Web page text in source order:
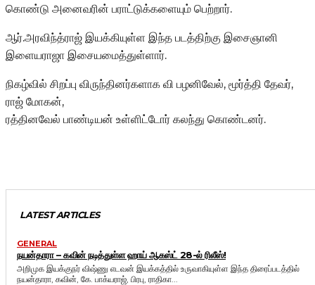
கொண்டு அனைவரின் பராட்டுக்களையும் பெற்றார்.
ஆர்.அரவிந்த்ராஜ் இயக்கியுள்ள இந்த படத்திற்கு இசைஞானி
இளையராஜா இசையமைத்துள்ளார்.
நிகழ்வில் சிறப்பு விருந்தினர்களாக வி பழனிவேல், மூர்த்தி தேவர்,
ராஜ் மோகன்,
ரத்தினவேல் பாண்டியன் உள்ளிட்டோர் கலந்து கொண்டனர்.
LATEST ARTICLES
GENERAL
நயன்தாரா – கவின் நடித்துள்ள ஹாய் ஆகஸ்ட் 28-ல் ரிலீஸ்!
அறிமுக இயக்குநர் விஷ்ணு எடவன் இயக்கத்தில் உருவாகியுள்ள இந்த திரைப்படத்தில்
நயன்தாரா, கவின், கே. பாக்யராஜ், பிரபு, ராதிகா...